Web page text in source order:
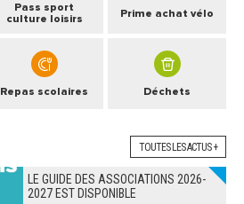
Pass sport
culture loisirs
Prime achat vélo
Repas scolaires Déchets
TOUTES LES ACTUS +
LE GUIDE DES ASSOCIATIONS 2026-
2027 EST DISPONIBLE